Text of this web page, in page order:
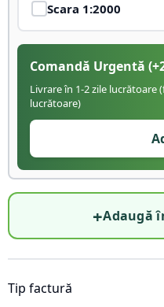
Scara 1:2000
Comandă Urgentă (+
Livrare în 1-2 zile lucrătoare
lucrătoare)
+Adaugă
Tip factură